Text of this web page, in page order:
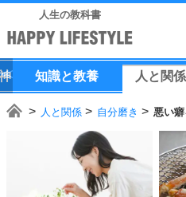
人生の教科書
知識と教養 人 と 関係
人と関係 自分磨き 悪い